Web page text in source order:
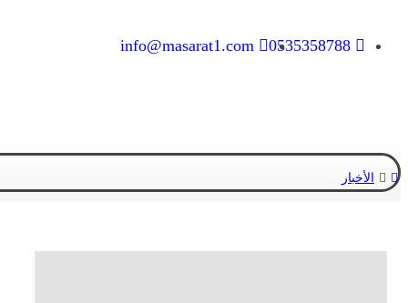
0535358788
info@masarat1.com
الأخبار